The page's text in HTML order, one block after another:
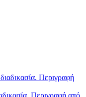
Περιγραφή από